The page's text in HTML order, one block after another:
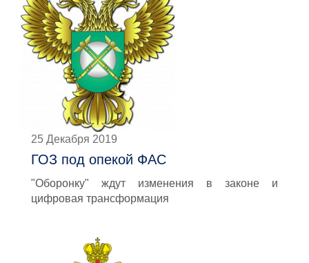
25 Декабря 2019
ГОЗ под опекой ФАС
"Оборонку" ждут изменения в законе и
цифровая трансформация